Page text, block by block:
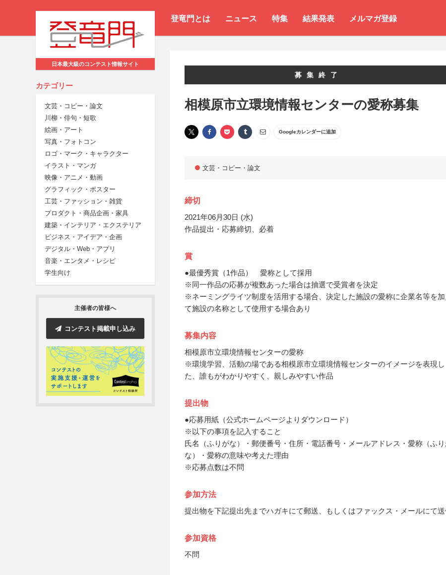
登竜門とは ニュース 特集 結果発表 メルマガ登録
日本最大級のコンテスト情報サイト
カテゴリー
文芸・コピー・論文
川柳・俳句・短歌
絵画・アート
写真・フォトコン
ロゴ・マーク・キャラクター
イラスト・マンガ
映像・アニメ・動画
グラフィック・ポスター
工芸・ファッション・雑貨
プロダクト・商品企画・家具
建築・インテリア・エクステリア
ビジネス・アイデア・企画
デジタル・Web・アプリ
音楽・エンタメ・レシピ
学生向け
主催者の皆様へ
コンテスト掲載申し込み
募集終了
相模原市立環境情報センターの愛称募集
Googleカレンダーに追加
文芸・コピー・論文
締切
2021年06月30日 (水)
作品提出・応募締切、必着
賞
●最優秀賞（1作品） 愛称として採用
※同一作品の応募が複数あった場合は抽選で受賞者を決定
※ネーミングライツ制度を活用する場合、決定した施設の愛称に企業名等を加
て施設の名称として使用する場合あり
募集内容
相模原市立環境情報センターの愛称
※環境学習、活動の場である相模原市立環境情報センターのイメージを表現し
た、誰もがわかりやすく、親しみやすい作品
提出物
●応募用紙（公式ホームページよりダウンロード）
※以下の事項を記入すること
氏名（ふりがな）・郵便番号・住所・電話番号・メールアドレス・愛称（ふ
な）・愛称の意味や考えた理由
※応募点数は不問
参加方法
提出物を下記提出先までハガキにて郵送、もしくはファックス・メールにて
参加資格
不問